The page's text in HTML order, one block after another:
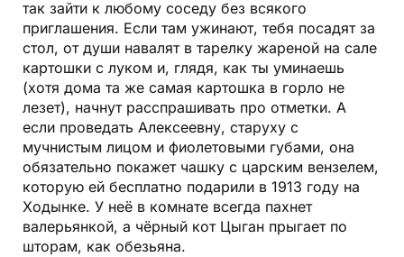
так зайти к любому соседу без всякого
приглашения. Если там ужинают, тебя посадят за
стол, от души навалят в тарелку жареной на сале
картошки с луком и, глядя, как ты уминаешь
(хотя дома та же самая картошка в горло не
лезет), начнут расспрашивать про отметки. А
если проведать Алексеевну, старуху с
мучнистым лицом и фиолетовыми губами, она
обязательно покажет чашку с царским вензелем,
которую ей бесплатно подарили в 1913 году на
Ходынке. У неё в комнате всегда пахнет
валерьянкой, а чёрный кот Цыган прыгает по
шторам, как обезьяна.